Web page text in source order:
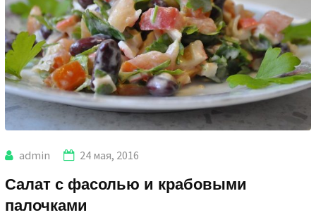
admin 24 мая, 2016
Салат с фасолью и крабовыми
палочками